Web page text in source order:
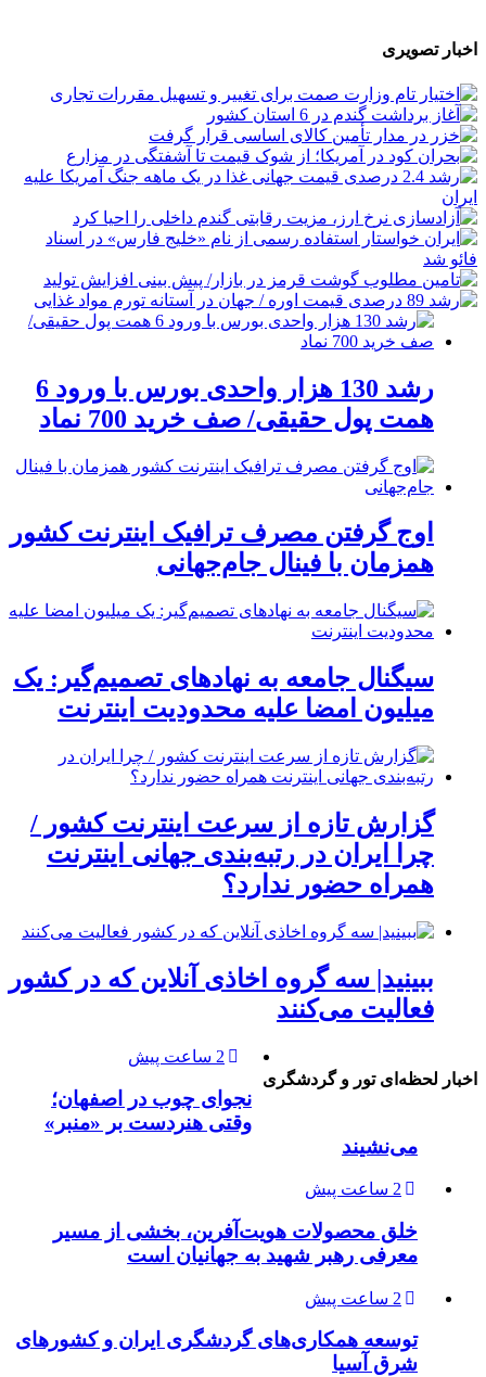
اخبار تصویری
رشد 130 هزار واحدی بورس با ورود 6
همت پول حقیقی/ صف خرید 700 نماد
اوج گرفتن مصرف ترافیک اینترنت کشور
همزمان با فینال جام‌جهانی
سیگنال جامعه به نهادهای تصمیم‌گیر: یک
میلیون امضا علیه محدودیت اینترنت
گزارش تازه از سرعت اینترنت کشور /
چرا ایران در رتبه‌بندی جهانی اینترنت
همراه حضور ندارد؟
ببینید| سه گروه اخاذی آنلاین که در کشور
فعالیت می‌کنند
اخبار لحظه‌ای تور و گردشگری
2 ساعت پیش
نجوای چوب در اصفهان؛
وقتی هنردست بر «منبر»
می‌نشیند
2 ساعت پیش
خلق محصولات هویت‌آفرین، بخشی از مسیر
معرفی رهبر شهید به جهانیان است
2 ساعت پیش
توسعه همکاری‌های گردشگری ایران و کشورهای
شرق آسیا